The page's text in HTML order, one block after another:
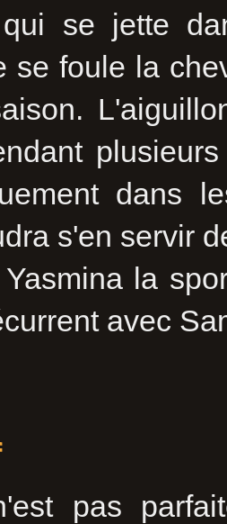
qui se jette
se foule la
dans
s'en servir
la
avec
pas